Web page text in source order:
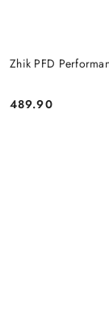
Zhik PFD
Cena:
489.90